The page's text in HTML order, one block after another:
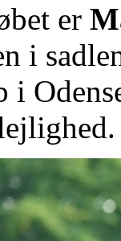
er
i
i